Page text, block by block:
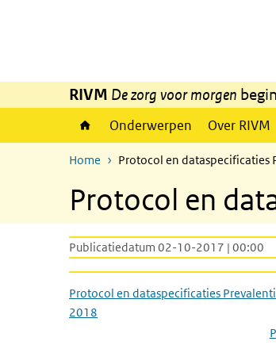
RIVM De zorg voor morgen
Onderwerpen Over RIVM
Home Protocol en
Protocol en
Publicatiedatum 02-10-2017 | 00:00
Protocol en dataspecificaties
2018